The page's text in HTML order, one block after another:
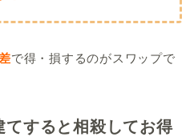
で得・損するのがスワップで
てすると相殺してお得